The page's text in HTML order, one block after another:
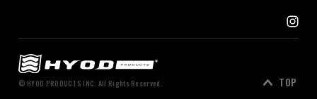
© HYOD PRODUCTS INC. All Rights Reserved. TOP